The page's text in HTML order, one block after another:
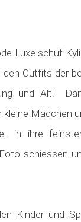
Luxe schuf
Outfits der
und Alt!
kleine Mädchen
in ihre
schiessen
Kinder und